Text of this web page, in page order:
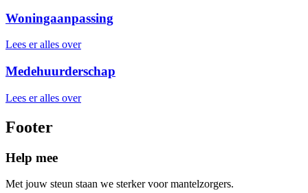
Woningaanpassing
Lees er alles over
Medehuurderschap
Lees er alles over
Footer
Help mee
Met jouw steun staan we sterker voor mantelzorgers.